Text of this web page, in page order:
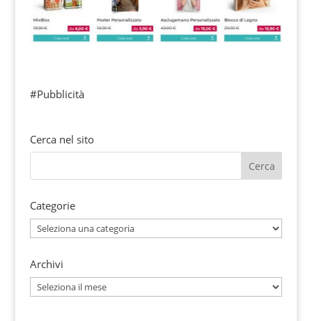
#Pubblicità
Cerca nel sito
Categorie
Categorie
Archivi
Archivi